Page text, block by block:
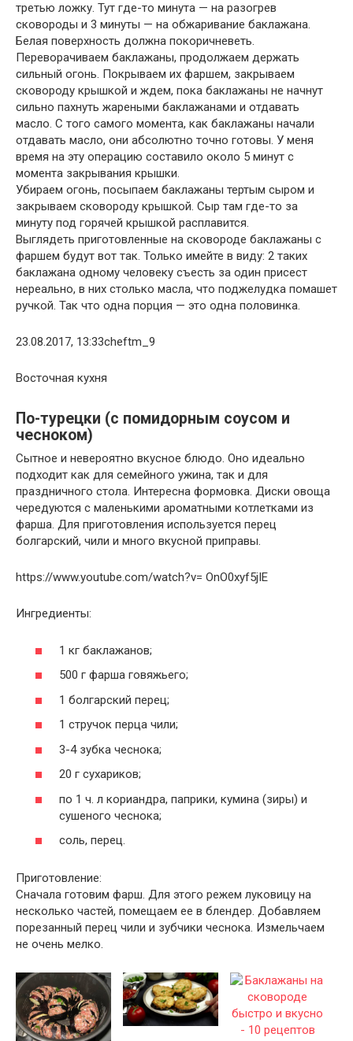
третью ложку. Тут где-то минута — на разогрев
сковороды и 3 минуты — на обжаривание баклажана.
Белая поверхность должна покоричневеть.
Переворачиваем баклажаны, продолжаем держать
сильный огонь. Покрываем их фаршем, закрываем
сковороду крышкой и ждем, пока баклажаны не начнут
сильно пахнуть жареными баклажанами и отдавать
масло. С того самого момента, как баклажаны начали
отдавать масло, они абсолютно точно готовы. У меня
время на эту операцию составило около 5 минут с
момента закрывания крышки.
Убираем огонь, посыпаем баклажаны тертым сыром и
закрываем сковороду крышкой. Сыр там где-то за
минуту под горячей крышкой расплавится.
Выглядеть приготовленные на сковороде баклажаны с
фаршем будут вот так. Только имейте в виду: 2 таких
баклажана одному человеку съесть за один присест
нереально, в них столько масла, что поджелудка помашет
ручкой. Так что одна порция — это одна половинка.
23.08.2017, 13:33cheftm_9
Восточная кухня
По-турецки (с помидорным соусом и
чесноком)
Сытное и невероятно вкусное блюдо. Оно идеально
подходит как для семейного ужина, так и для
праздничного стола. Интересна формовка. Диски овоща
чередуются с маленькими ароматными котлетками из
фарша. Для приготовления используется перец
болгарский, чили и много вкусной приправы.
https://www.youtube.com/watch?v= OnO0xyf5jIE
Ингредиенты:
1 кг баклажанов;
500 г фарша говяжьего;
1 болгарский перец;
1 стручок перца чили;
3-4 зубка чеснока;
20 г сухариков;
по 1 ч. л кориандра, паприки, кумина (зиры) и
сушеного чеснока;
соль, перец.
Приготовление:
Сначала готовим фарш. Для этого режем луковицу на
несколько частей, помещаем ее в блендер. Добавляем
порезанный перец чили и зубчики чеснока. Измельчаем
не очень мелко.